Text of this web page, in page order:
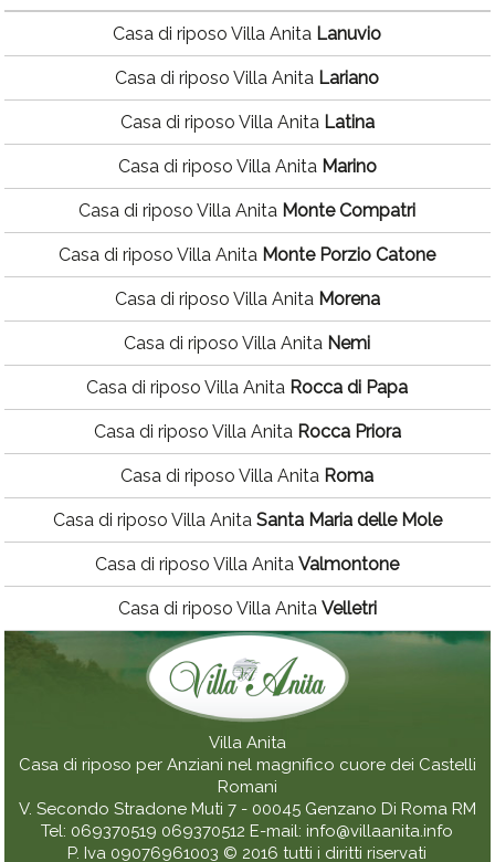
Casa di riposo Villa Anita Lanuvio
Casa di riposo Villa Anita Lariano
Casa di riposo Villa Anita Latina
Casa di riposo Villa Anita Marino
Casa di riposo Villa Anita Monte Compatri
Casa di riposo Villa Anita Monte Porzio Catone
Casa di riposo Villa Anita Morena
Casa di riposo Villa Anita Nemi
Casa di riposo Villa Anita Rocca di Papa
Casa di riposo Villa Anita Rocca Priora
Casa di riposo Villa Anita Roma
Casa di riposo Villa Anita Santa Maria delle Mole
Casa di riposo Villa AnitaValmontone
Casa di riposo Villa Anita Velletri
Villa Anita
Casa di riposo per Anziani nel magnifico cuore dei Castelli
Romani
V. Secondo Stradone Muti 7 - 00045 Genzano Di Roma RM
Tel: 069370519 069370512 E-mail: info@villaanita.info
P. Iva 09076961003 © 2016 tutti i diritti riservati